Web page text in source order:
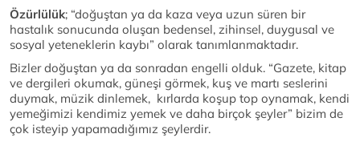
Özürlülük; “doğuştan ya da kaza veya uzun süren bir
hastalık sonucunda oluşan bedensel, zihinsel, duygusal ve
sosyal yeteneklerin kaybı” olarak tanımlanmaktadır.
Bizler doğuştan ya da sonradan engelli olduk. “Gazete, kitap
ve dergileri okumak, güneşi görmek, kuş ve martı seslerini
duymak, müzik dinlemek, kırlarda koşup top oynamak, kendi
yemeğimizi kendimiz yemek ve daha birçok şeyler” bizim de
çok isteyip yapamadığımız şeylerdir.